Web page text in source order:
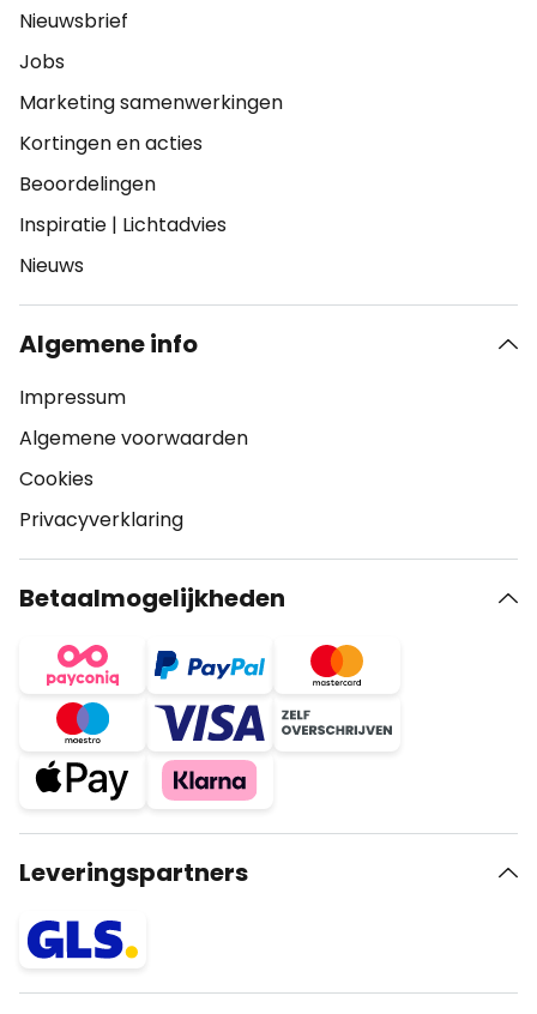
Nieuwsbrief
Jobs
Marketing samenwerkingen
Kortingen en acties
Beoordelingen
Inspiratie | Lichtadvies
Nieuws
Algemene info
Impressum
Algemene voorwaarden
Cookies
Privacyverklaring
Betaalmogelijkheden
Leveringspartners